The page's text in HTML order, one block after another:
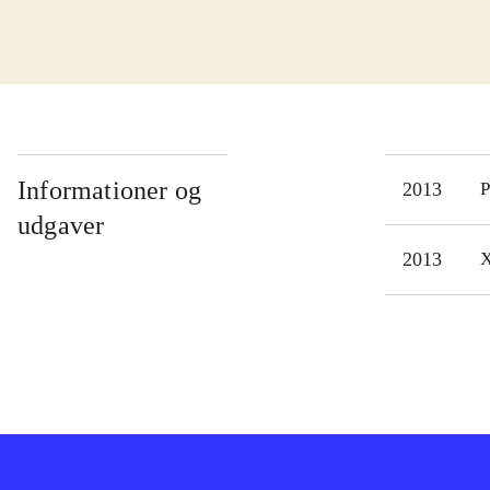
Lyd
Informationer og
udgaver
2013
2013